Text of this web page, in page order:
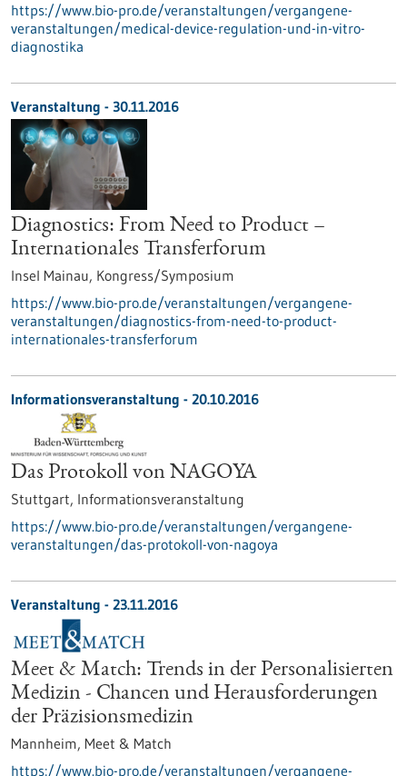
https://www.bio-pro.de/veranstaltungen/vergangene-
veranstaltungen/medical-device-regulation-und-in-vitro-
diagnostika
Veranstaltung - 30.11.2016
Diagnostics: From Need to Product –
Internationales Transferforum
Insel Mainau, Kongress/Symposium
https://www.bio-pro.de/veranstaltungen/vergangene-
veranstaltungen/diagnostics-from-need-to-product-
internationales-transferforum
Informationsveranstaltung - 20.10.2016
Das Protokoll von NAGOYA
Stuttgart, Informationsveranstaltung
https://www.bio-pro.de/veranstaltungen/vergangene-
veranstaltungen/das-protokoll-von-nagoya
Veranstaltung - 23.11.2016
Meet & Match: Trends in der Personalisierten
Medizin - Chancen und Herausforderungen
der Präzisionsmedizin
Mannheim, Meet & Match
https://www.bio-pro.de/veranstaltungen/vergangene-